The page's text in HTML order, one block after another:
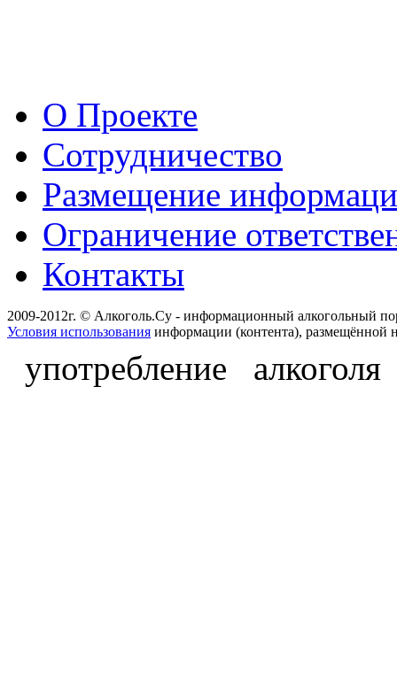
О Проекте
Сотрудничество
Размещение
Ограничение
Контакты
2009-2012г. © Алкоголь.Су - информационный алкогольный
Условия использования информации (контента), размещённой
употребление